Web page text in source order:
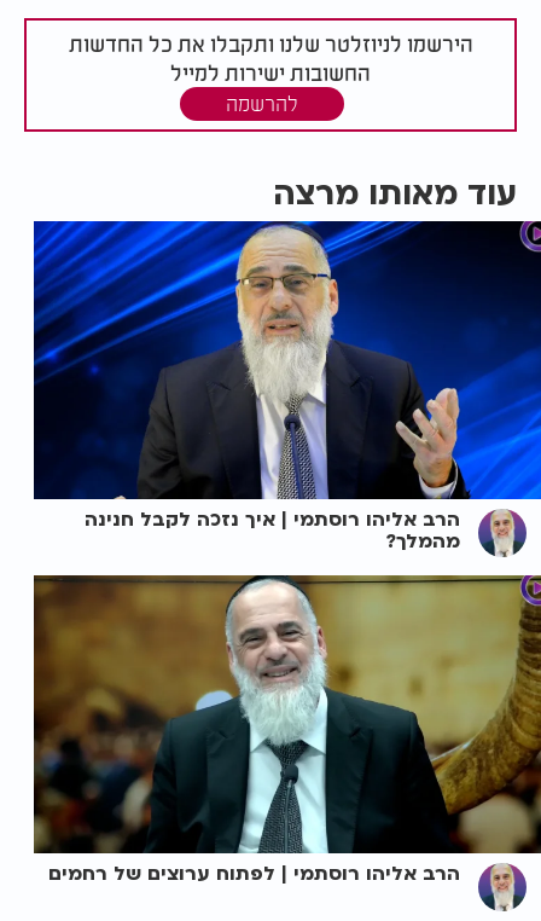
הירשמו לניוזלטר שלנו ותקבלו את כל החדשות
החשובות ישירות למייל
להרשמה
עוד מאותו מרצה
הרב אליהו רוסתמי | איך נזכה לקבל חנינה
מהמלך?
הרב אליהו רוסתמי | לפתוח ערוצים של רחמים